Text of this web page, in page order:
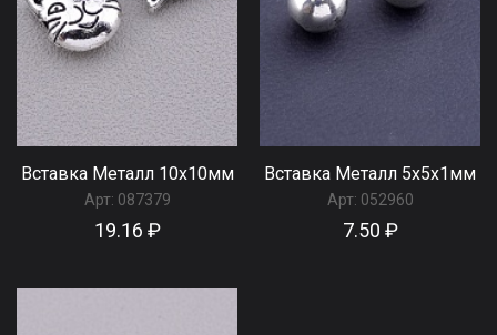
Вставка Металл 10x10мм
Арт: 087379
19.16 ₽
Вставка Металл 5x5x1мм
Арт: 052960
7.50 ₽